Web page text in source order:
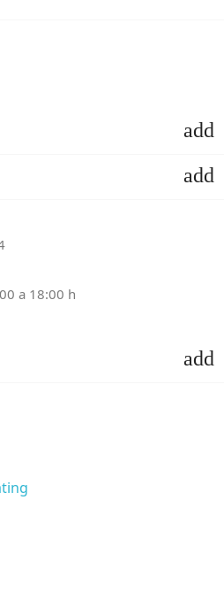
add
add
a 18:00 h
add
CLIENTES